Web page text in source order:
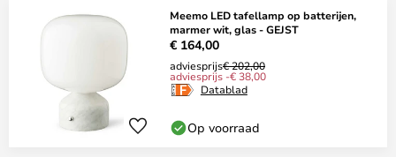
Meemo LED tafellamp op batterijen,
marmer wit, glas - GEJST
€ 164,00
adviesprijs€ 202,00
adviesprijs -€ 38,00
Datablad
Op voorraad